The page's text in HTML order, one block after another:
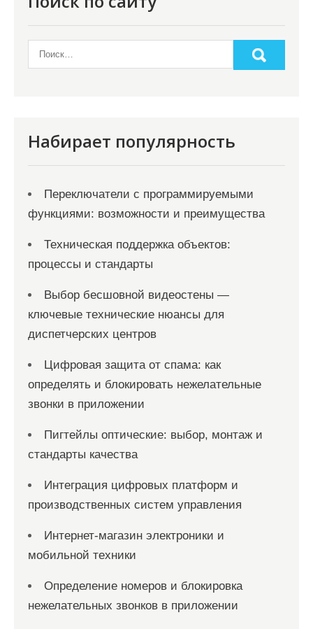
Набирает популярность
Переключатели с программируемыми
функциями: возможности и преимущества
Техническая поддержка объектов:
процессы и стандарты
Выбор бесшовной видеостены —
ключевые технические нюансы для
диспетчерских центров
Цифровая защита от спама: как
определять и блокировать нежелательные
звонки в приложении
Пигтейлы оптические: выбор, монтаж и
стандарты качества
Интеграция цифровых платформ и
производственных систем управления
Интернет-магазин электроники и
мобильной техники
Определение номеров и блокировка
нежелательных звонков в приложении